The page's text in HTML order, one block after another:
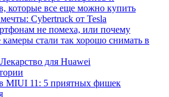
которые все еще можно купить
Cybertruck от Tesla
не помеха, или почему
стали так хорошо снимать в
для Huawei
MIUI 11: 5 приятных фишек